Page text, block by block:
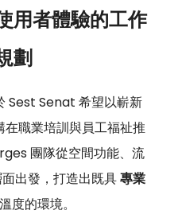
用者體驗的工作
劃
Sest Senat 希望以嶄新
在職業培訓與員工福祉推
團隊從空間功能、流
出發，打造出既具 專業
度的環境。